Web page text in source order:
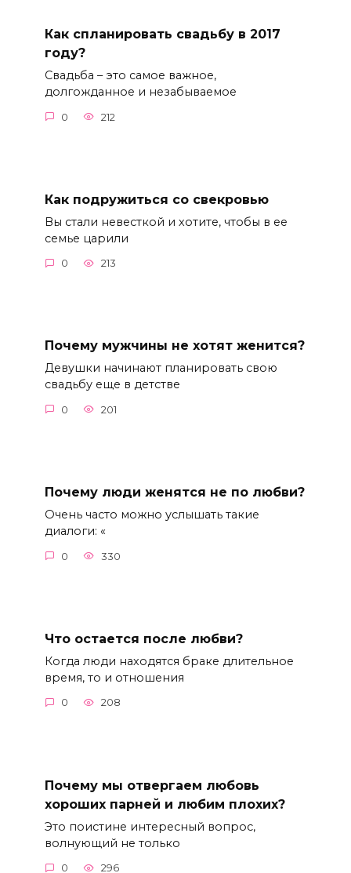
Как спланировать свадьбу в 2017
году?
Свадьба – это самое важное,
долгожданное и незабываемое
0 212
Как подружиться со свекровью
Вы стали невесткой и хотите, чтобы в ее
семье царили
0 213
Почему мужчины не хотят женится?
Девушки начинают планировать свою
свадьбу еще в детстве
0 201
Почему люди женятся не по любви?
Очень часто можно услышать такие
диалоги: «
0 330
Что остается после любви?
Когда люди находятся браке длительное
время, то и отношения
0 208
Почему мы отвергаем любовь
хороших парней и любим плохих?
Это поистине интересный вопрос,
волнующий не только
0 296